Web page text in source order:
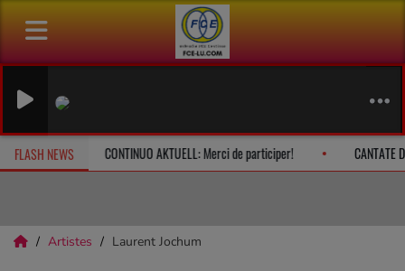
FLASH NEWS
à 10h CONTINUO AKTUELL: Merci de participer!
Artistes Laurent Jochum